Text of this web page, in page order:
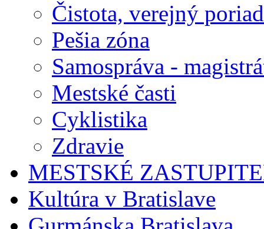
Čistota, verejný
Pešia zóna
Samospráva -
Mestské časti
Cyklistika
Zdravie
MESTSKÉ
Kultúra v Bratislave